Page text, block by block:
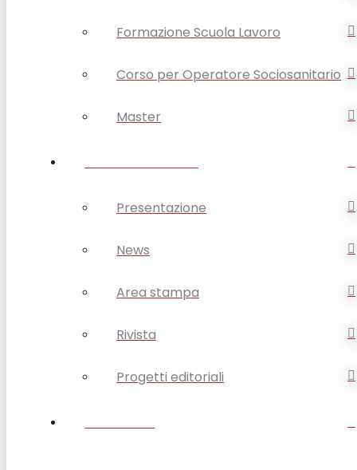
Formazione Scuola Lavoro
Corso per Operatore Sociosanitario
Master
Presentazione
News
Area stampa
Rivista
Progetti editoriali